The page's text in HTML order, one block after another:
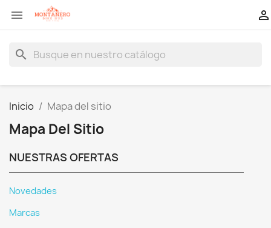
 
search
Inicio Mapa del sitio
Mapa Del Sitio
NUESTRAS OFERTAS
Novedades
Marcas